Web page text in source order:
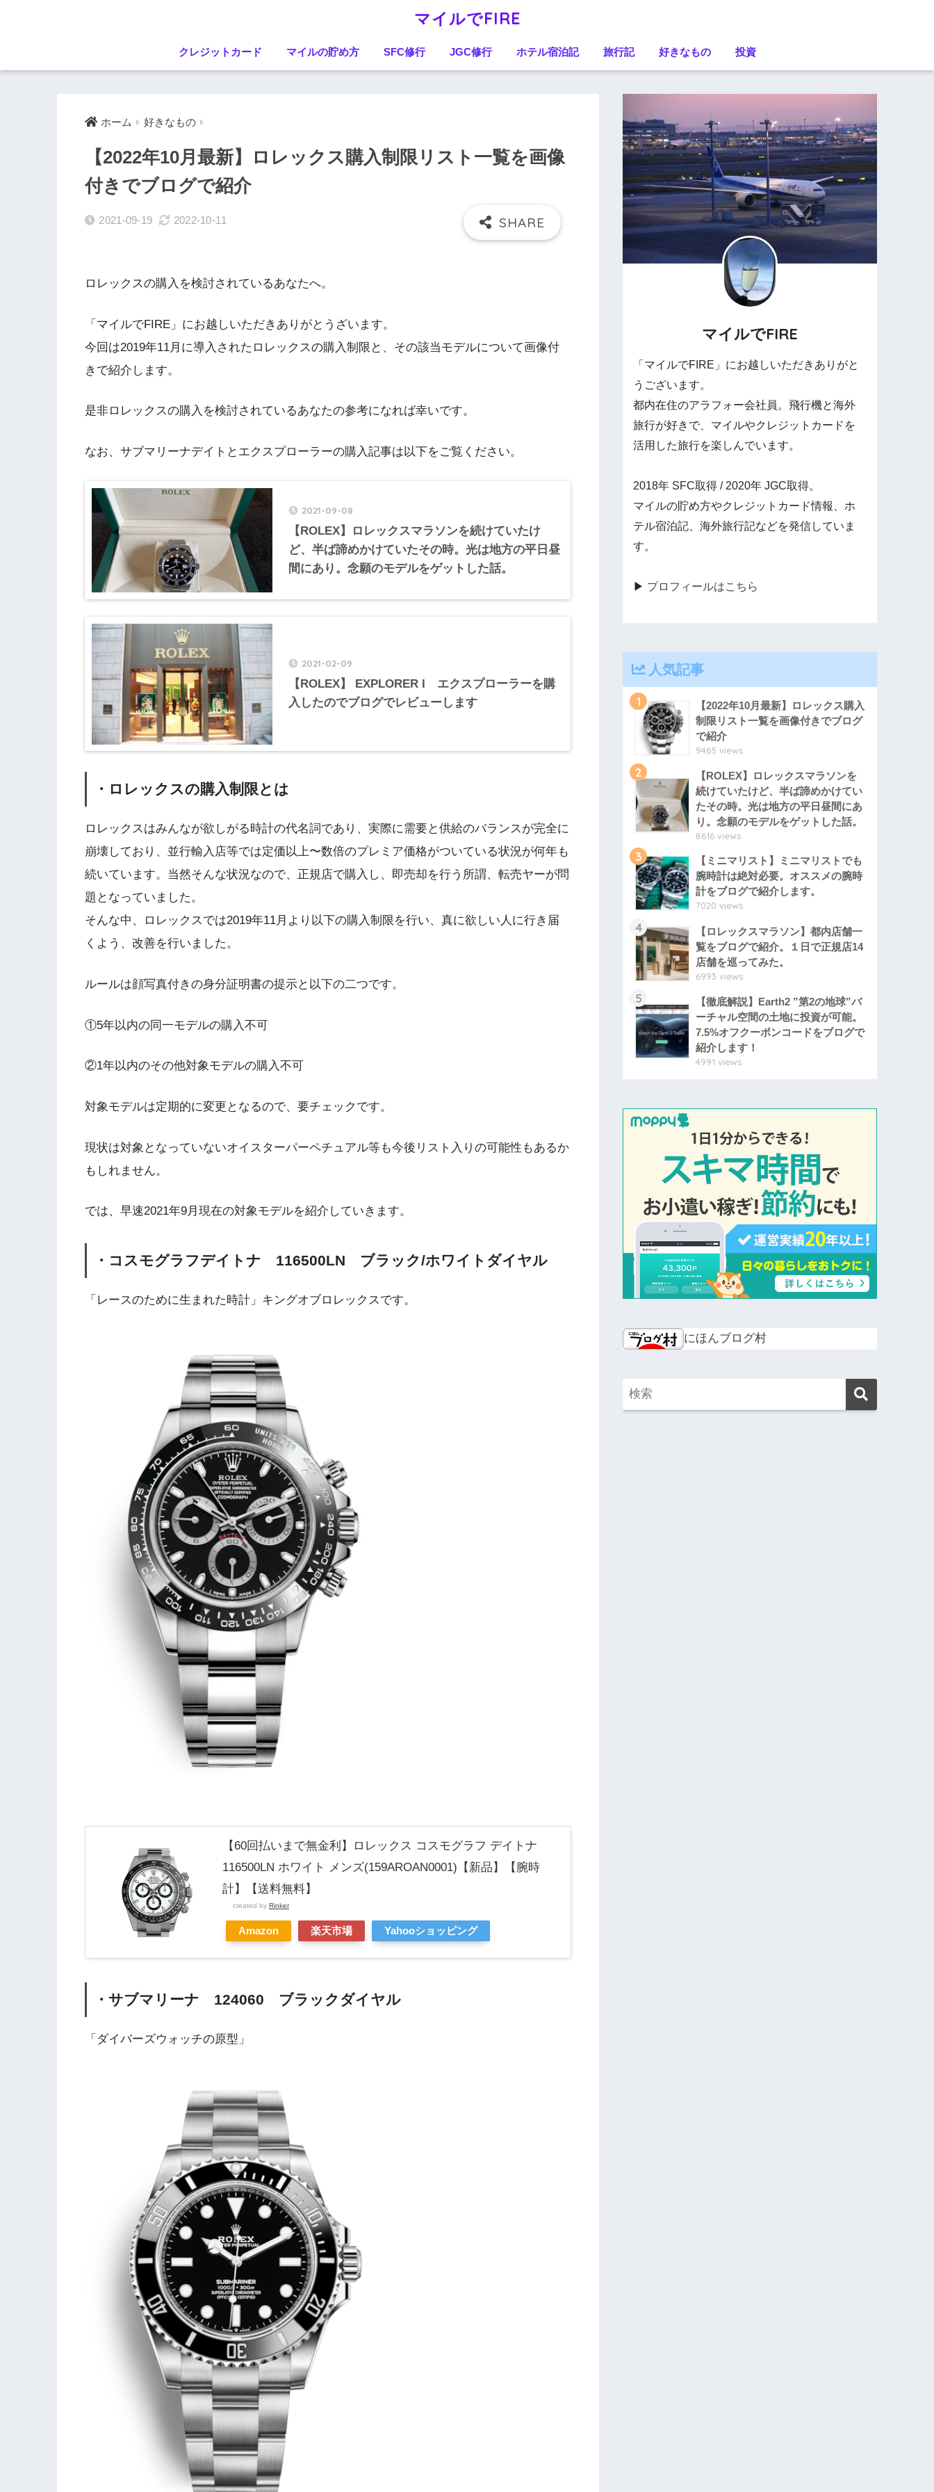
マイルでFIRE
クレジットカード マイルの貯め方 SFC修行 JGC修行 ホテル宿泊記 旅行記 好きなもの 投資
ホーム 好きなもの
【2022年10月最新】ロレックス購入制限リスト一覧を画像
付きでブログで紹介
2021-09-19 2022-10-11
ロレックスの購入を検討されているあなたへ。
「マイルでFIRE」にお越しいただきありがとうざいます。
今回は2019年11月に導入されたロレックスの購入制限と、その該当モデルについて画像付
きで紹介します。
是非ロレックスの購入を検討されているあなたの参考になれば幸いです。
なお、サブマリーナデイトとエクスプローラーの購入記事は以下をご覧ください。
2021-09-08
【ROLEX】ロレックスマラソンを続けていたけ
ど、半ば諦めかけていたその時。光は地方の平日昼
間にあり。念願のモデルをゲットした話。
2021-02-09
【ROLEX】 EXPLORER I エクスプローラーを購
入したのでブログでレビューします
・ロレックスの購入制限とは
ロレックスはみんなが欲しがる時計の代名詞であり、実際に需要と供給のバランスが完全に
崩壊しており、並行輸入店等では定価以上〜数倍のプレミア価格がついている状況が何年も
続いています。当然そんな状況なので、正規店で購入し、即売却を行う所謂、転売ヤーが問
題となっていました。
そんな中、ロレックスでは2019年11月より以下の購入制限を行い、真に欲しい人に行き届
くよう、改善を行いました。
ルールは顔写真付きの身分証明書の提示と以下の二つです。
①5年以内の同一モデルの購入不可
②1年以内のその他対象モデルの購入不可
対象モデルは定期的に変更となるので、要チェックです。
現状は対象となっていないオイスターパーペチュアル等も今後リスト入りの可能性もあるか
もしれません。
では、早速2021年9月現在の対象モデルを紹介していきます。
・コスモグラフデイトナ 116500LN ブラック/ホワイトダイヤル
「レースのために生まれた時計」キングオブロレックスです。
【60回払いまで無金利】ロレックス コスモグラフ デイトナ
116500LN ホワイト メンズ(159AROAN0001)【新品】【腕時
計】【送料無料】
created by Rinker
Amazon 楽天市場 Yahooショッピング
・サブマリーナ 124060 ブラックダイヤル
「ダイバーズウォッチの原型」
マイルでFIRE
「マイルでFIRE」にお越しいただきありがと
うございます。
都内在住のアラフォー会社員。飛行機と海外
旅行が好きで、マイルやクレジットカードを
活用した旅行を楽しんでいます。
2018年 SFC取得 / 2020年 JGC取得。
マイルの貯め方やクレジットカード情報、ホ
テル宿泊記、海外旅行記などを発信していま
す。
▶ プロフィールはこちら
人気記事
1
【2022年10月最新】ロレックス購入
制限リスト一覧を画像付きでブログ
で紹介
9465 views
2
【ROLEX】ロレックスマラソンを
続けていたけど、半ば諦めかけてい
たその時。光は地方の平日昼間にあ
り。念願のモデルをゲットした話。
8616 views
3
【ミニマリスト】ミニマリストでも
腕時計は絶対必要。オススメの腕時
計をブログで紹介します。
7020 views
4
【ロレックスマラソン】都内店舗一
覧をブログで紹介。１日で正規店14
店舗を巡ってみた。
6993 views
5
【徹底解説】Earth2 ”第2の地球”バ
ーチャル空間の土地に投資が可能。
7.5%オフクーポンコードをブログで
紹介します！
4991 views
にほんブログ村